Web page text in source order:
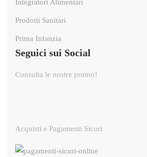
Integratori Alimentari
Prodotti Sanitari
Prima Infanzia
Seguici sui Social
Consulta le nostre promo!
Acquisti e Pagamenti Sicuri